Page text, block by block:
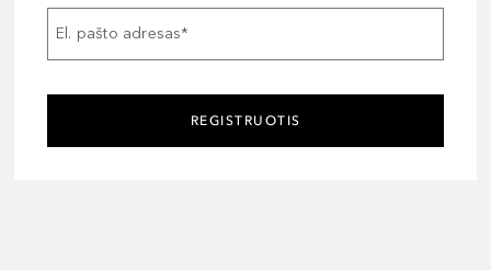
El. pašto adresas*
REGISTRUOTIS